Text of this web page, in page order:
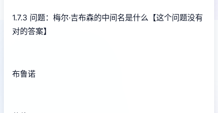
1.7.3 问题：梅尔·吉布森的中间名是什么【这个问题没有
对的答案】
布鲁诺